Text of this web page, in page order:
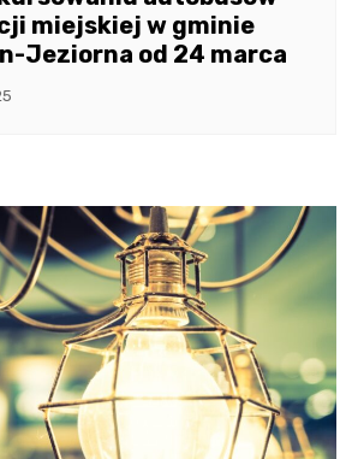
miejskiej w gminie
Jeziorna od 24 marca